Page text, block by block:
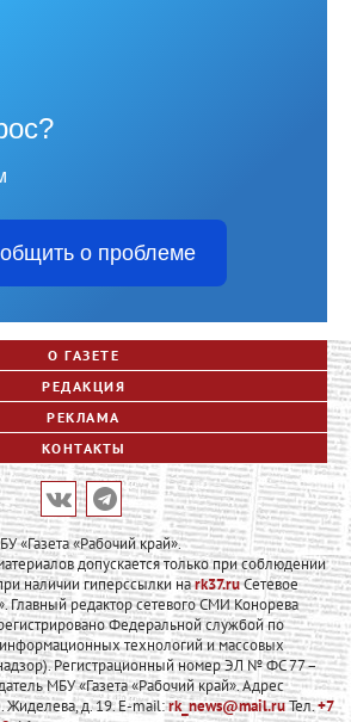
о проблеме
О ГАЗЕТЕ
РЕДАКЦИЯ
РЕКЛАМА
КОНТАКТЫ
«Газета «Рабочий край».
допускается только при соблюдении
наличии гиперссылки наrk37.ruСетевое
Главный редактор сетевого СМИ Конорева
Федеральной службой по
технологий и массовых
Регистрационный номер ЭЛ № ФС 77 –
МБУ «Газета «Рабочий край». Адрес
Жиделева, д. 19. E-mail:rk_news@mail.ruТел.+7